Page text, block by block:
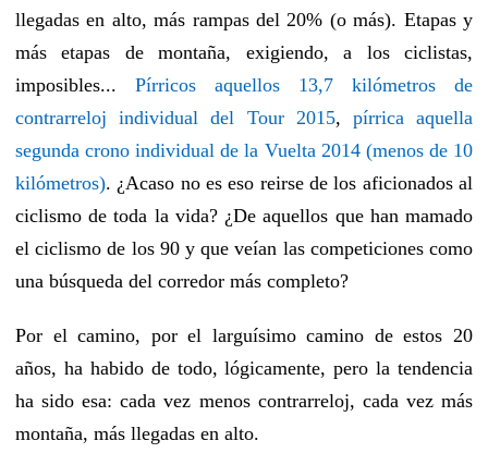
llegadas en alto, más rampas del 20% (o más). Etapas y
más etapas de montaña, exigiendo, a los ciclistas,
imposibles... Pírricos aquellos 13,7 kilómetros de
contrarreloj individual del Tour 2015, pírrica aquella
segunda crono individual de la Vuelta 2014 (menos de 10
kilómetros). ¿Acaso no es eso reirse de los aficionados al
ciclismo de toda la vida? ¿De aquellos que han mamado
el ciclismo de los 90 y que veían las competiciones como
una búsqueda del corredor más completo?
Por el camino, por el larguísimo camino de estos 20
años, ha habido de todo, lógicamente, pero la tendencia
ha sido esa: cada vez menos contrarreloj, cada vez más
montaña, más llegadas en alto.